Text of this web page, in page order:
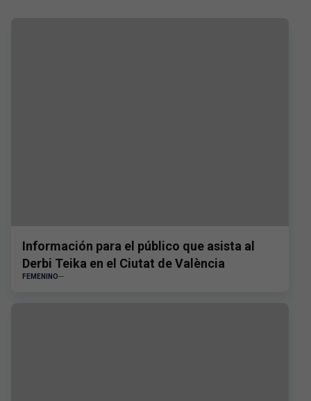
Información para el público que asista al
Derbi Teika en el Ciutat de València
FEMENINO